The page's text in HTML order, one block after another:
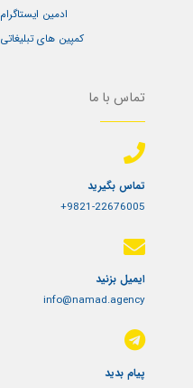
ادمین ایستاگرام
کمپین های تبلیغاتی
تماس با ما
تماس بگیرید
9821-22676005+
ایمیل بزنید
info@namad.agency
پیام بدید